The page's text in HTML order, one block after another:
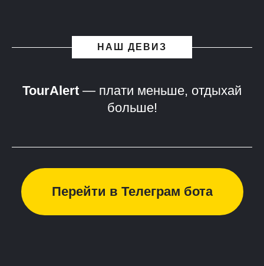
НАШ ДЕВИЗ
TourAlert — плати меньше, отдыхай
больше!
Перейти в Телеграм бота